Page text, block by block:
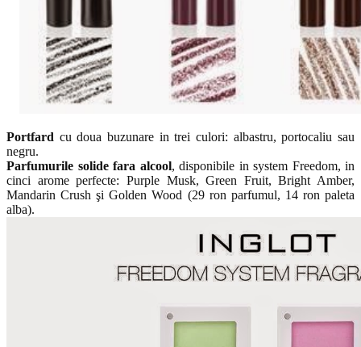
Portfard cu doua buzunare in trei culori: albastru, portocaliu sau
negru.
Parfumurile solide fara alcool, disponibile in system Freedom, in
cinci arome perfecte: Purple Musk, Green Fruit, Bright Amber,
Mandarin Crush şi Golden Wood (29 ron parfumul, 14 ron paleta
alba).